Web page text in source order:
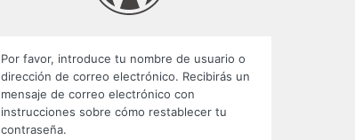
Por favor, introduce tu nombre de usuario o
dirección de correo electrónico. Recibirás un
mensaje de correo electrónico con
instrucciones sobre cómo restablecer tu
contraseña.